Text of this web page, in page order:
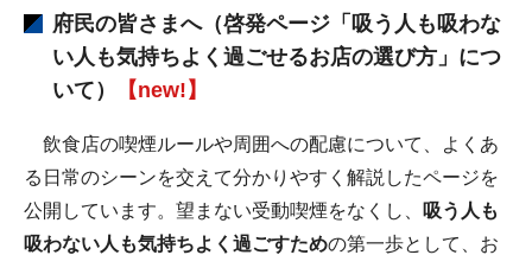
府民の皆さまへ（啓発ページ「吸う人も吸わな
い人も気持ちよく過ごせるお店の選び方」につ
いて） 【new!】
飲食店の喫煙ルールや周囲への配慮について、よくあ
る日常のシーンを交えて分かりやすく解説したページを
公開しています。望まない受動喫煙をなくし、
吸う人も
吸わない人も気持ちよく過ごすための第一歩として、お